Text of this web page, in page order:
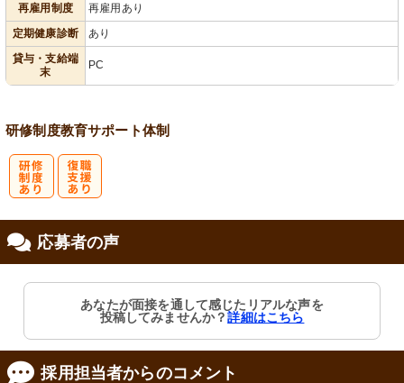
再雇用制度
再雇用あり
定期健康診断
あり
貸与・支給端
末
PC
研修制度教育サポート体制
応募者の声
あなたが面接を通して感じたリアルな声を
投稿してみませんか？詳細はこちら
採用担当者からのコメント